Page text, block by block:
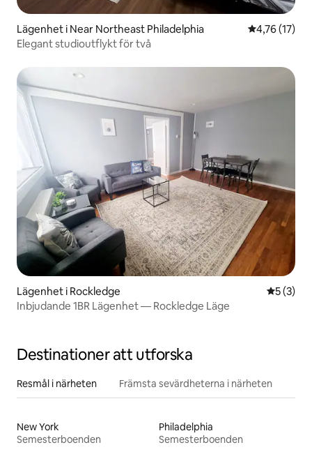
Lägenhet i Near Northeast Philadelphia 4,76 av 5 i
4,76 (17)
Elegant studioutflykt för två
Lägenhet i Rockledge 5 av 5 i
5 (3)
Inbjudande 1BR Lägenhet — Rockledge Läge
Destinationer att utforska
Resmål i närheten Främsta sevärdheterna i närheten
New York
Semesterboenden
Philadelphia
Semesterboenden